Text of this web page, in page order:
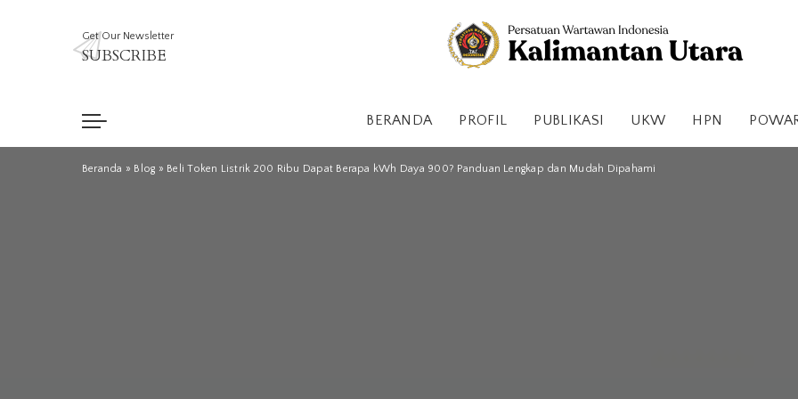
Get Our Newsletter
SUBSCRIBE
BERANDA PROFIL PUBLIKASI UKW HPN
Beranda » Blog » Beli Token Listrik 200 Ribu Dapat Berapa kWh Daya 900? Panduan Lengkap dan Mudah Dipahami